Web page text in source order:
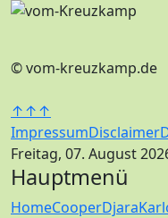
© vom-kreuzkamp.de
↑↑↑
ImpressumDisclaimer
Freitag, 07. August
Hauptmenü
HomeCooperDjara